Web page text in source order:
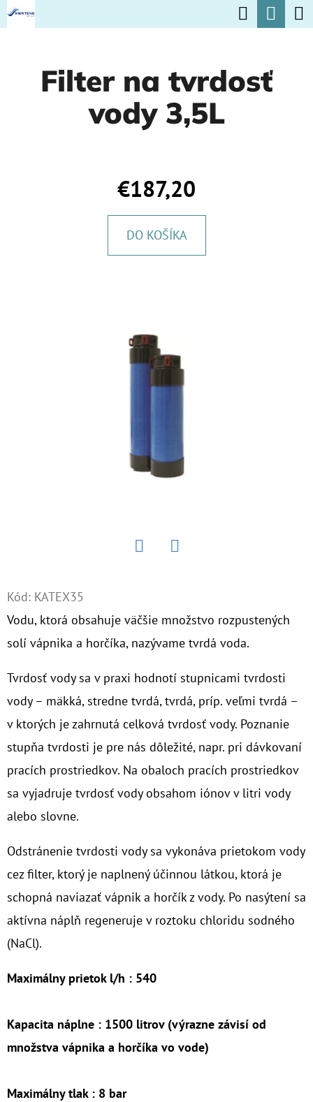
Prejsť
Hľadať
Filter na tvrdosť
vody 3,5L
€187,20
DO KOŠÍKA
Kód: KATEX35
Vodu, ktorá obsahuje väčšie množstvo rozpustených
solí vápnika a horčíka, nazývame tvrdá voda.
Tvrdosť vody sa v praxi hodnotí stupnicami tvrdosti
vody – mäkká, stredne tvrdá, tvrdá, príp. veľmi tvrdá –
v ktorých je zahrnutá celková tvrdosť vody. Poznanie
stupňa tvrdosti je pre nás dôležité, napr. pri dávkovaní
pracích prostriedkov. Na obaloch pracích prostriedkov
sa vyjadruje tvrdosť vody obsahom iónov v litri vody
alebo slovne.
Odstránenie tvrdosti vody sa vykonáva prietokom vody
cez filter, ktorý je naplnený účinnou látkou, ktorá je
schopná naviazať vápnik a horčík z vody. Po nasýtení sa
aktívna náplň regeneruje v roztoku chloridu sodného
(NaCl).
Maximálny prietok l/h : 540
Kapacita náplne : 1500 litrov (výrazne závisí od
množstva vápnika a horčíka vo vode)
Maximálny tlak : 8 bar
K
O
D
P
R
Ú
Č
A
M
E
10"
SENIOR
1"
€53,60